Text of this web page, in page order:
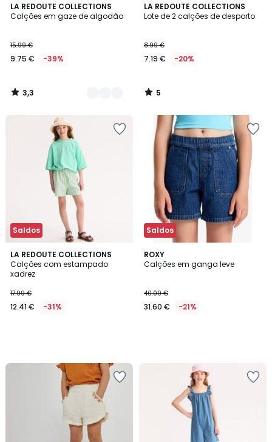
LA REDOUTE COLLECTIONS
Calções em gaze de algodão
15.99 €
9.75 € -39%
3,3
/ 5
2
Cores
3,3
/
LA REDOUTE COLLECTIONS
Lote de 2 calções de desporto
8.99 €
7.19 € -20%
5
/
5
/
Saldos
LA REDOUTE COLLECTIONS
Calções com estampado
xadrez
17.99 €
12.41 € -31%
Saldos
ROXY
Calções em ganga leve
40.00 €
31.60 € -21%